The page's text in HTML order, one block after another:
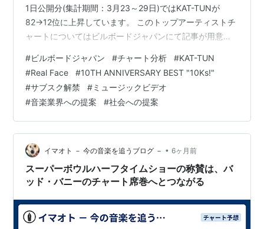
1日公開分(集計期間：3月23～29日)ではKAT-TUNが
82→12位に上昇しています。 このトップアーティストチ
ャートについてはビルボードジャパンにて記事が用意さ
に”記事化”。最新4月1日公開分については以下のように
記しました。 トップ10未満をみると、KAT-TUNが
82→12位に急上昇を果たしています。これはデビュー20
周年記念となる3月22日に全曲のサブスク解禁を実施し、
当週初の1週間フル加算となったことが反映されていま
す。ソングチ…
#ビルボードジャパン #チャート分析 #KAT-TUN
#Real Face #10TH ANNIVERSARY BEST "10Ks!"
#サブスク解禁 #ミュージックビデオ
#音楽業界への提案 #社会への提案
イマオト － 今の音楽を追うブログ － • 6ヶ月前
スーパーボウルハーフタイムショーの称賛は、バ
ッド・バニーのチャート席巻へとつながる